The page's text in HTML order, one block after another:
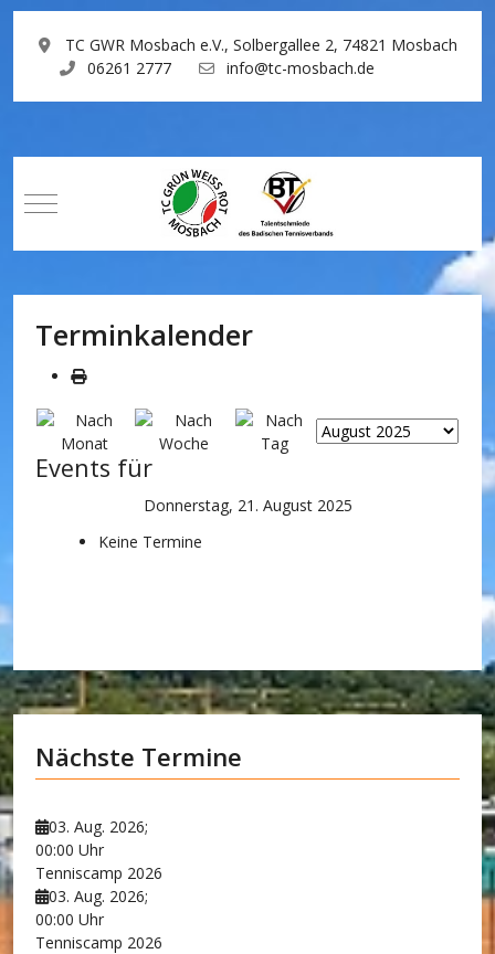
TC GWR Mosbach e.V., Solbergallee 2, 74821 Mosbach
06261 2777
info@tc-mosbach.de
Mobile Menu Toggle
Terminkalender
Events für
Donnerstag, 21. August 2025
Keine Termine
Nächste Termine
03. Aug. 2026;
00:00 Uhr
Tenniscamp 2026
03. Aug. 2026;
00:00 Uhr
Tenniscamp 2026